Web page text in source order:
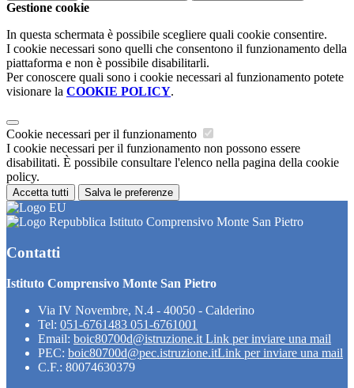
Gestione cookie
In questa schermata è possibile scegliere quali cookie consentire.
I cookie necessari sono quelli che consentono il funzionamento della
piattaforma e non è possibile disabilitarli.
Per conoscere quali sono i cookie necessari al funzionamento potete
visionare la COOKIE POLICY.
Cookie necessari per il funzionamento
I cookie necessari per il funzionamento non possono essere
disabilitati. È possibile consultare l'elenco nella pagina della cookie
policy.
Accetta tutti Salva le preferenze
Istituto Comprensivo Monte San Pietro
Contatti
Istituto Comprensivo Monte San Pietro
Via IV Novembre, N.4 - 40050 - Calderino
Tel: 051-6761483 051-6761001
Email: boic80700d@istruzione.it Link per inviare una mail
PEC: boic80700d@pec.istruzione.itLink per inviare una mail
C.F.: 80074630379